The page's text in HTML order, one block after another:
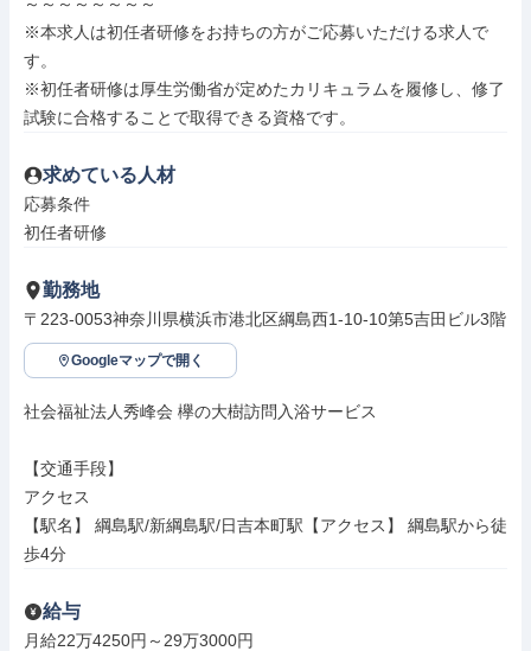
※本求人は初任者研修をお持ちの方がご応募いただける求人で
す。
※初任者研修は厚生労働省が定めたカリキュラムを履修し、修了
試験に合格することで取得できる資格です。
求めている人材
応募条件
初任者研修
勤務地
〒223-0053神奈川県横浜市港北区綱島西1-10-10第5吉田ビル3階
Googleマップで開く
社会福祉法人秀峰会 欅の大樹訪問入浴サービス
【交通手段】
アクセス
【駅名】 綱島駅/新綱島駅/日吉本町駅【アクセス】 綱島駅から徒
歩4分
給与
月給22万4250円～29万3000円